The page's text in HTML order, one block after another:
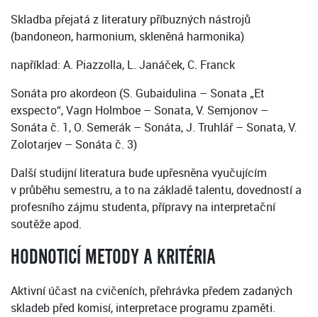
Skladba přejatá z literatury příbuzných nástrojů
(bandoneon, harmonium, skleněná harmonika)
například: A. Piazzolla, L. Janáček, C. Franck
Sonáta pro akordeon (S. Gubaidulina – Sonata „Et
exspecto“, Vagn Holmboe – Sonata, V. Semjonov –
Sonáta č. 1, O. Semerák – Sonáta, J. Truhlář – Sonata, V.
Zolotarjev – Sonáta č. 3)
Další studijní literatura bude upřesněna vyučujícím
v průběhu semestru, a to na základě talentu, dovedností a
profesního zájmu studenta, přípravy na interpretační
soutěže apod.
HODNOTICÍ METODY A KRITÉRIA
Aktivní účast na cvičeních, přehrávka předem zadaných
skladeb před komisí, interpretace programu zpaměti.